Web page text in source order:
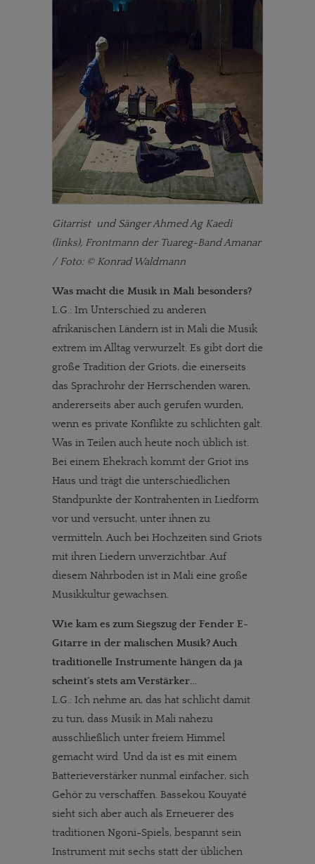
Gitarrist und Sänger Ahmed Ag Kaedi
(links), Frontmann der Tuareg-Band Amanar
/ Foto: © Konrad Waldmann
Was macht die Musik in Mali besonders?
L.G.: Im Unterschied zu anderen
afrikanischen Ländern ist in Mali die Musik
extrem im Alltag verwurzelt. Es gibt dort die
große Tradition der Griots, die einerseits
das Sprachrohr der Herrschenden waren,
andererseits aber auch gerufen wurden,
wenn es private Konflikte zu schlichten galt.
Was in Teilen auch heute noch üblich ist.
Bei einem Ehekrach kommt der Griot ins
Haus und trägt die unterschiedlichen
Standpunkte der Kontrahenten in Liedform
vor und versucht, unter ihnen zu
vermitteln. Auch bei Hochzeiten sind Griots
mit ihren Liedern unverzichtbar. Auf
diesem Nährboden ist in Mali eine große
Musikkultur gewachsen.
Wie kam es zum Siegszug der Fender E-
Gitarre in der malischen Musik? Auch
traditionelle Instrumente hängen da ja
scheint´s stets am Verstärker…
L.G.: Ich nehme an, das hat schlicht damit
zu tun, dass Musik in Mali nahezu
ausschließlich unter freiem Himmel
gemacht wird. Und da ist es mit einem
Batterieverstärker nunmal einfacher, sich
Gehör zu verschaffen. Bassekou Kouyaté
sieht sich aber auch als Erneuerer des
traditionen Ngoni-Spiels, bespannt sein
Instrument mit sechs statt der üblichen